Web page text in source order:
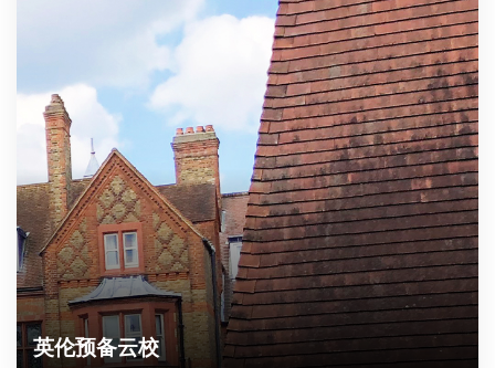
英伦预备云校